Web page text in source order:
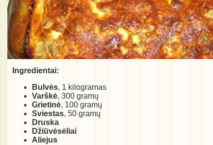
Ingredientai:
Bulvės, 1 kilogramas
Varškė, 300 gramų
Grietinė, 100 gramų
Sviestas, 50 gramų
Druska
Džiūvėsėliai
Aliejus